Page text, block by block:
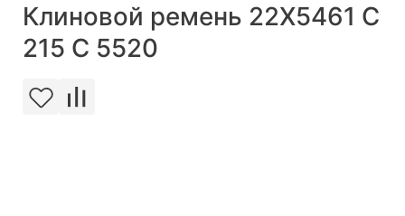
Клиновой ремень 22X5461 C
215 C 5520